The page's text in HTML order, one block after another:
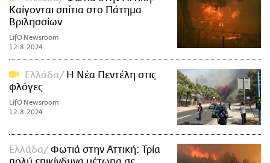
Καίγονται σπίτια στο Πάτημα
Βριλησσίων
LifO Newsroom
12.8.2024
Ελλάδα
Η Νέα Πεντέλη στις
φλόγες
LifO Newsroom
12.8.2024
Ελλάδα
Φωτιά στην Αττική: Τρία